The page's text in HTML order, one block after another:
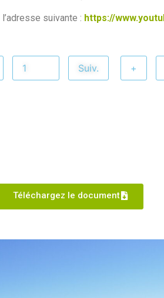
suivante : https://
Suiv. +
Téléchargez le document